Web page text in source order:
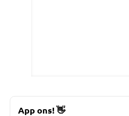
App ons!👋